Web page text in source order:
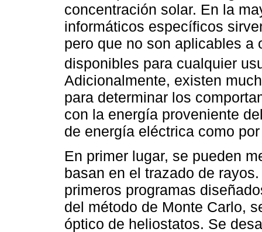
concentración solar. En la
informáticos específicos
pero que no son aplicables a
disponibles para cualquier
Adicionalmente, existen
para determinar los
con la energía proveniente
de energía eléctrica como
En primer lugar, se pueden
basan en el trazado de
primeros programas
del método de Monte Carlo,
óptico de heliostatos. Se